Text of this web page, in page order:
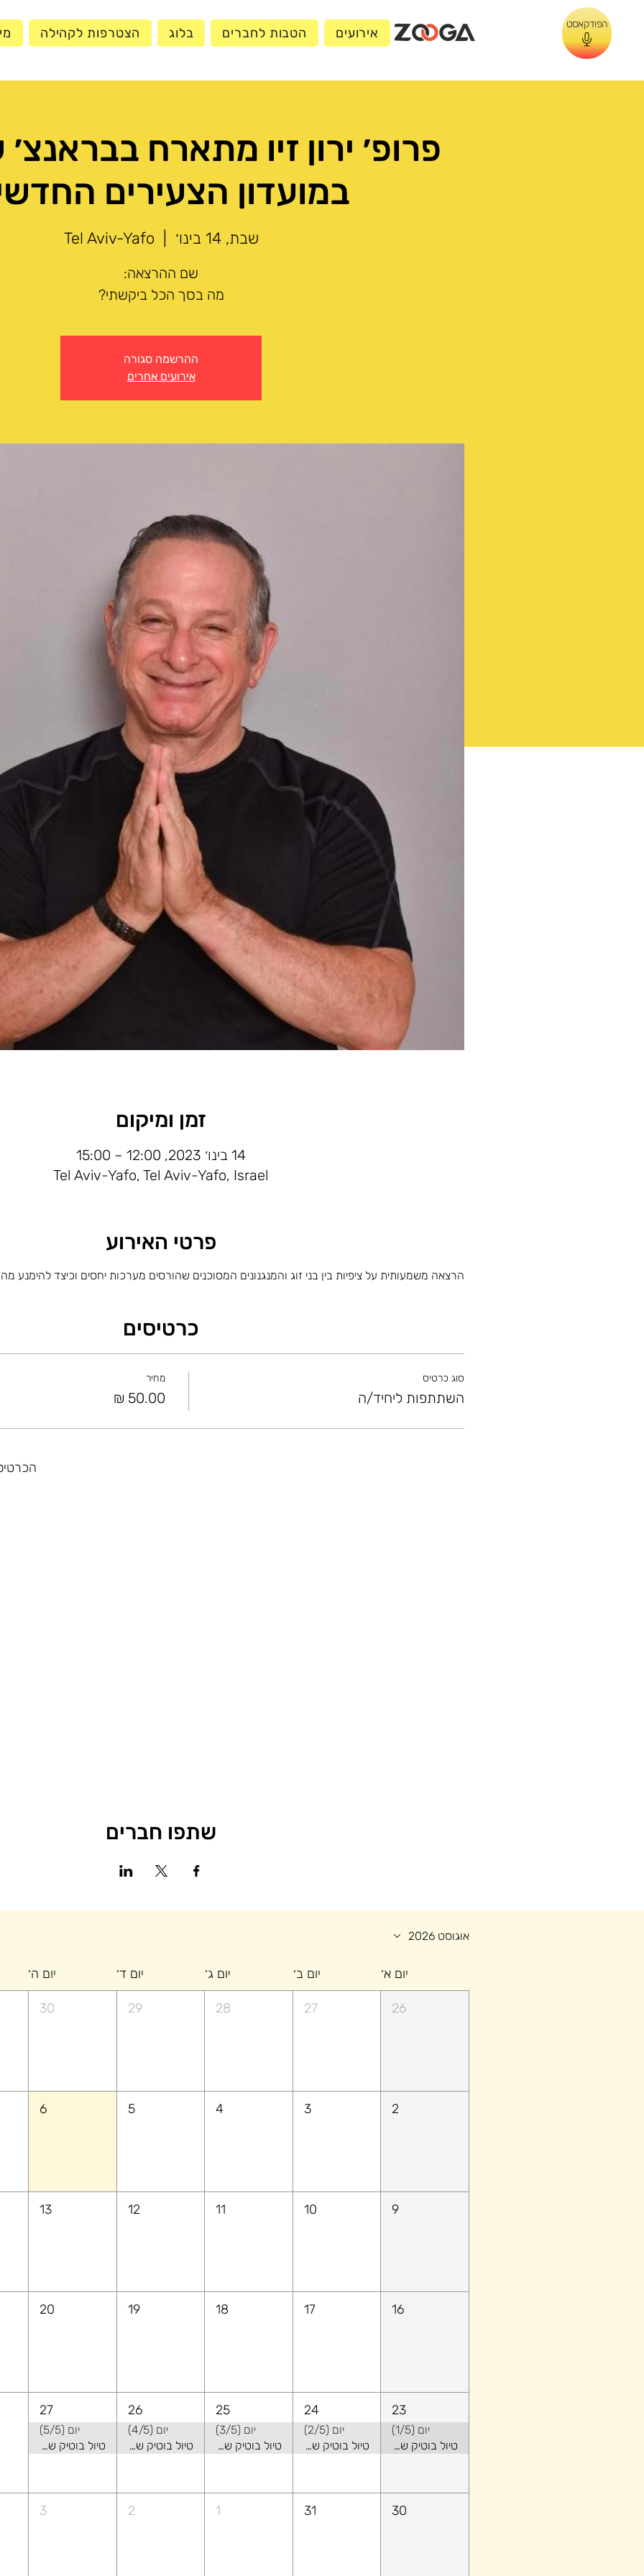
הפודקאסט
אירועים הטבות לחברים בלוג הצטרפות לקהילה
פרופ׳ ירון זיו מתארח
במועדון הצעירים
שבת, 14 בינו׳ Tel Aviv-Yafo
מה בסך הכל ביקשתי?
ההרשמה סגורה
אירועים אחרים
זמן ומיקום
14 בינו׳ 2023, 12:00 – 15:00
Tel Aviv-Yafo, Tel Aviv-Yafo, Israel
פרטי האירוע
הרצאה משמעותית על ציפיות בין בני זוג והמנגנונים המסוכנים שהורסים מערכות יחסים וכיצד להימנע
כרטיסים
סוג כרטיס
השתתפות ליחיד/ה
מחיר
שתפו חברים
אוגוסט 2026
יום א׳ יום ב׳ יום ג׳ יום ד׳ יום ה׳
26
27
28
29
30
2
3
4
5
6
9
10
11
12
13
16
17
18
19
20
23
יום (1/5)
טיול בוטיק של קיץ באלבניה - שילוב של טבע ואורבני
24
יום (2/5)
טיול בוטיק של קיץ באלבניה - שילוב של טבע ואורבני
25
יום (3/5)
טיול בוטיק של קיץ באלבניה - שילוב של טבע ואורבני
26
יום (4/5)
טיול בוטיק של קיץ באלבניה - שילוב של טבע ואורבני
27
יום (5/5)
טיול בוטיק של קיץ באלבניה - שילוב של טבע ואורבני
30
31
1
2
3